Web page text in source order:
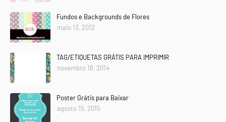
Fundos e Backgrounds de Flores
maio 13, 2012
TAG/ETIQUETAS GRÁTIS PARA IMPRIMIR
novembro 18, 2014
Poster Grátis para Baixar
agosto 15, 2015